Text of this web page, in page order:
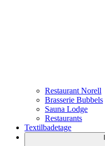
Restaurant Norell
Brasserie Bubbels
Sauna Lodge
Restaurants
Textilbadetage